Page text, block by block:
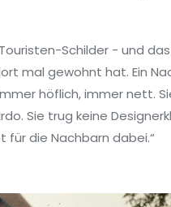
Schilder - und
mal gewohnt hat. Ein
höflich, immer nett.
Sie trug keine
für die Nachbarn dabei.“